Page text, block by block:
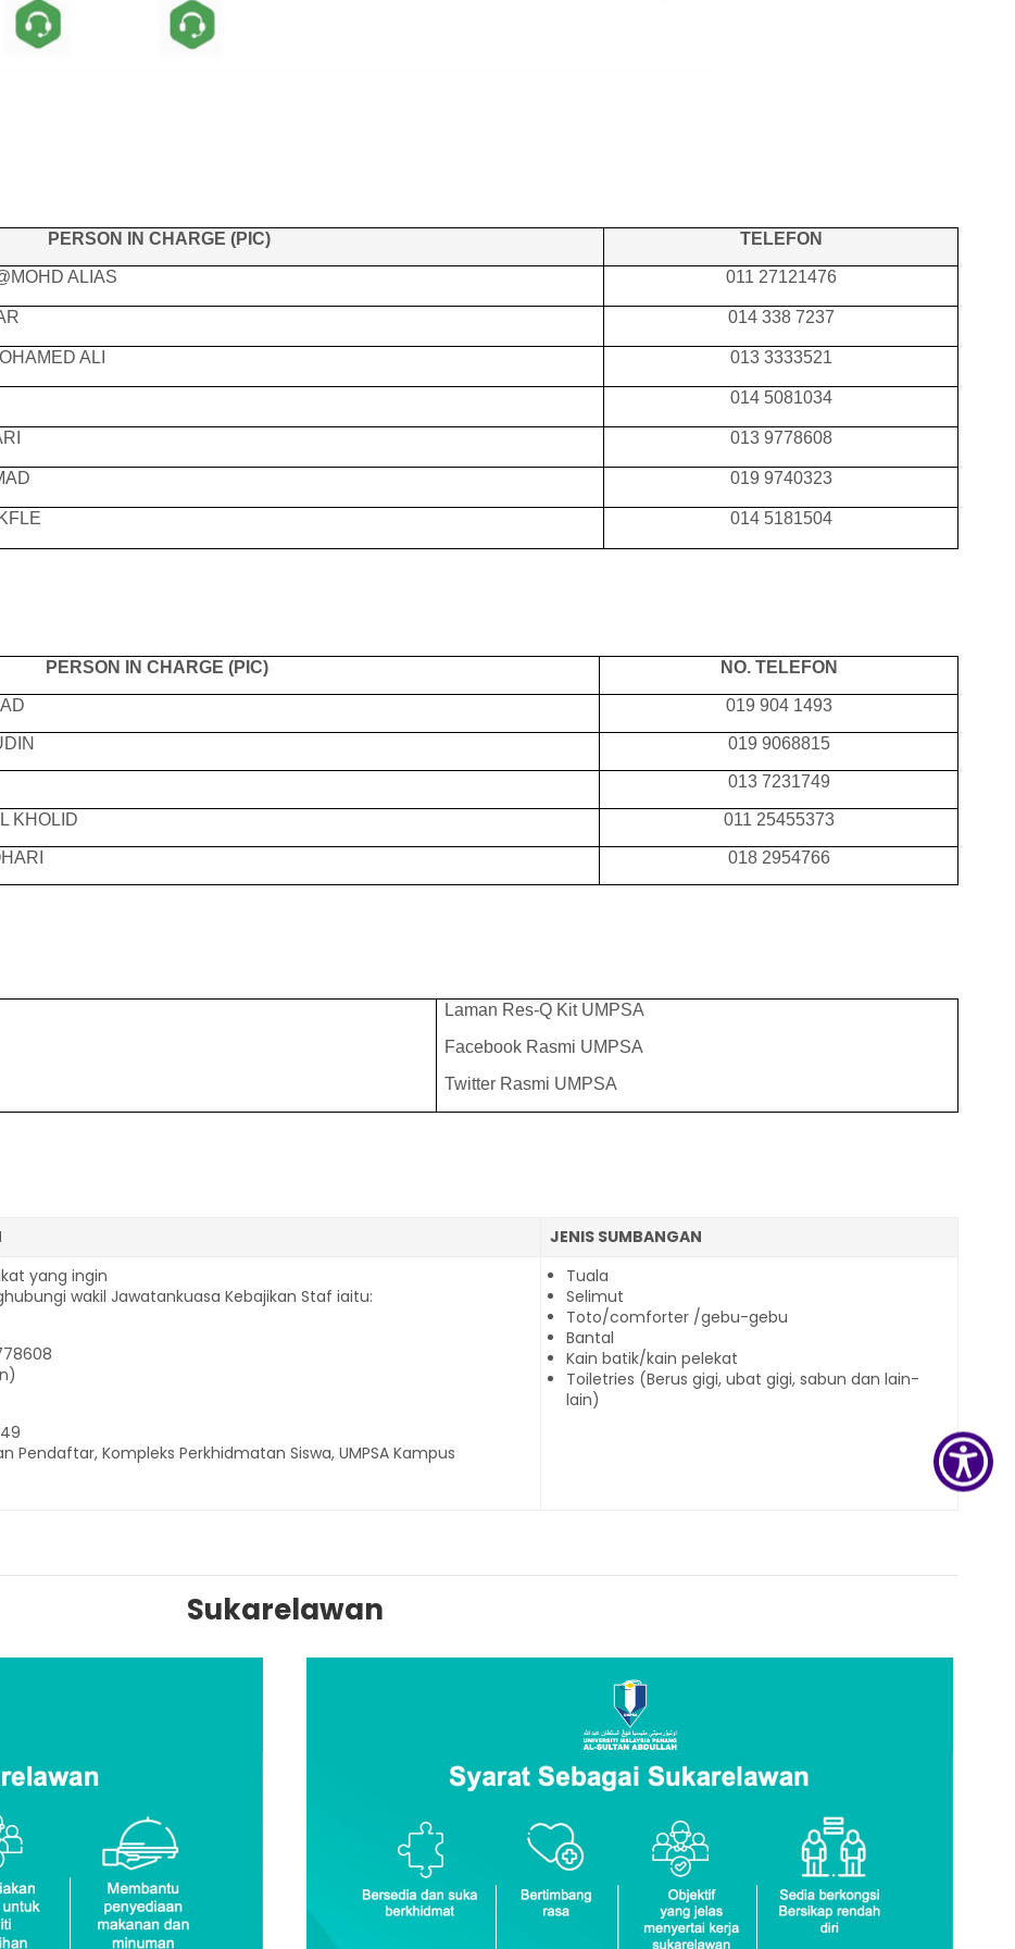
PERSON IN CHARGE (PIC) TELEFON
ALIAS 011 27121476
014 338 7237
ALI 013 3333521
014 5081034
013 9778608
019 9740323
014 5181504
PERSON IN CHARGE (PIC) NO. TELEFON
019 904 1493
019 9068815
013 7231749
KHOLID 011 25455373
018 2954766
Laman Res-Q Kit UMPSA
Facebook Rasmi UMPSA
Twitter Rasmi UMPSA
JENIS SUMBANGAN
yang ingin
wakil Jawatankuasa Kebajikan Staf iaitu:
Kompleks Perkhidmatan Siswa, UMPSA Kampus
Tuala
Selimut
Toto/comforter /gebu-gebu
Bantal
Kain batik/kain pelekat
Toiletries (Berus gigi, ubat gigi, sabun dan lain-
lain)
Sukarelawan